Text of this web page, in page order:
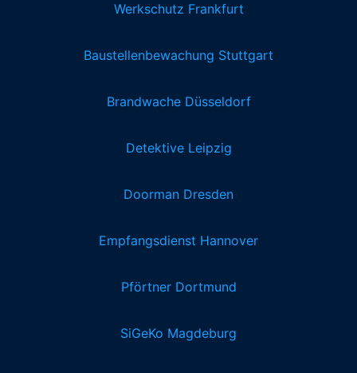
Werkschutz Frankfurt
Baustellenbewachung Stuttgart
Brandwache Düsseldorf
Detektive Leipzig
Doorman Dresden
Empfangsdienst Hannover
Pförtner Dortmund
SiGeKo Magdeburg